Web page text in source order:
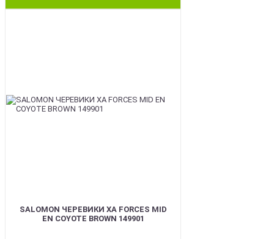
SALOMON ЧЕРЕВИКИ XA FORCES MID
EN COYOTE BROWN 149901